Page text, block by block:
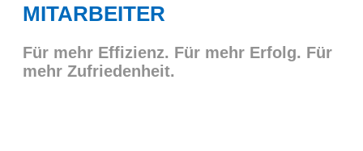
MITARBEITER
Für mehr Effizienz. Für mehr Erfolg. Für
mehr Zufriedenheit.